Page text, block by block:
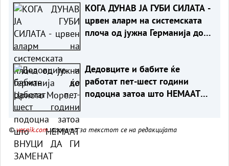
КОГА ДУНАВ ЈА ГУБИ СИЛАТА -
црвен аларм на системската
плоча од јужна Германија до
Дедовците и бабите ќе
работат пет-шест години
подоцна затоа што НЕМААТ
©vesnik.com, правата за текстот се на редакцијата